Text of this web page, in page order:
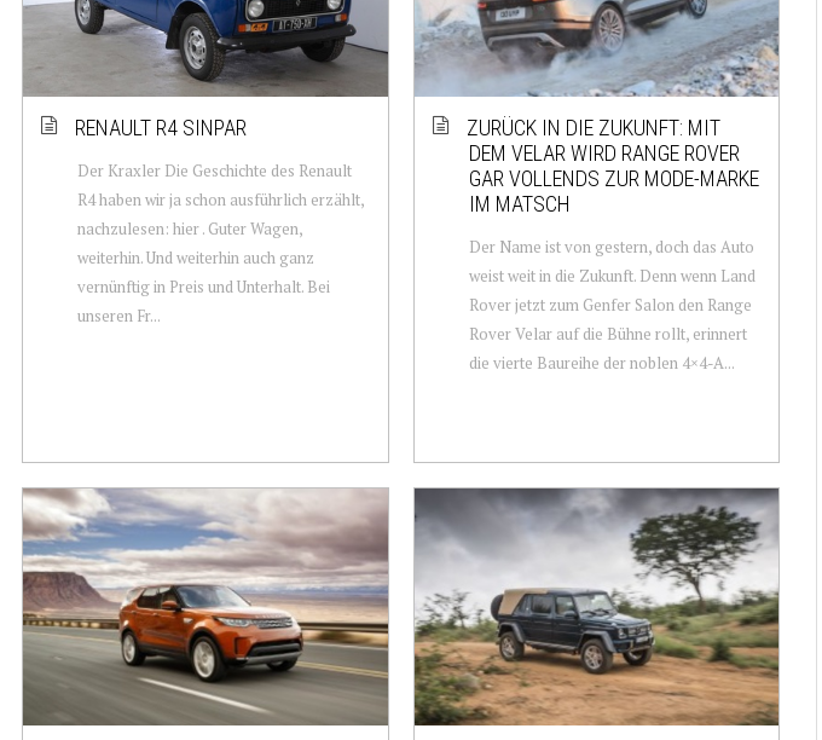
RENAULT R4 SINPAR
Der Kraxler Die Geschichte des Renault
R4 haben wir ja schon ausführlich erzählt,
nachzulesen: hier . Guter Wagen,
weiterhin. Und weiterhin auch ganz
vernünftig in Preis und Unterhalt. Bei
unseren Fr...
ZURÜCK IN DIE ZUKUNFT: MIT
DEM VELAR WIRD RANGE ROVER
GAR VOLLENDS ZUR MODE-MARKE
IM MATSCH
Der Name ist von gestern, doch das Auto
weist weit in die Zukunft. Denn wenn Land
Rover jetzt zum Genfer Salon den Range
Rover Velar auf die Bühne rollt, erinnert
die vierte Baureihe der noblen 4×4-A...